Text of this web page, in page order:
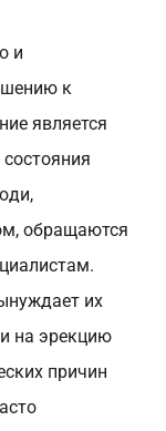
и
к
является
обращаются
их
на эрекцию
причин